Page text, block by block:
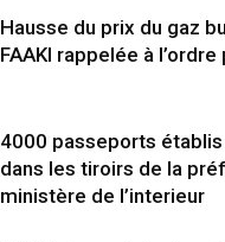
Hausse du prix du gaz
FAAKI rappelée à
4000 passeports
dans les tiroirs de la
ministère de l’interieur